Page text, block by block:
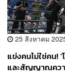
25 สิงหาคม
แข่งคนไม่ใช่คน!
และสัญญาณควา